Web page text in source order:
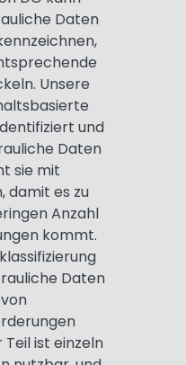
Daten
Unsere
und
Daten
sie mit
damit es zu
Anzahl
kommt.
Daten
Teil ist einzeln